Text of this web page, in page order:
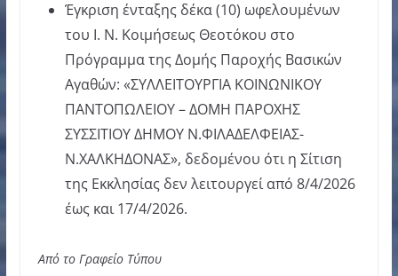
Έγκριση ένταξης δέκα (10) ωφελουμένων
τoυ Ι. Ν. Κοιμήσεως Θεοτόκου στο
Πρόγραμμα της Δομής Παροχής Βασικών
Αγαθών: «ΣΥΛΛΕΙΤΟΥΡΓΙΑ ΚΟΙΝΩΝΙΚΟΥ
ΠΑΝΤΟΠΩΛΕΙΟΥ – ΔΟΜΗ ΠΑΡΟΧΗΣ
ΣΥΣΣΙΤΙΟΥ ΔΗΜΟΥ Ν.ΦΙΛΑΔΕΛΦΕΙΑΣ-
Ν.ΧΑΛΚΗΔΟΝΑΣ», δεδομένου ότι η Σίτιση
της Εκκλησίας δεν λειτουργεί από 8/4/2026
έως και 17/4/2026.
Από το Γραφείο Τύπου